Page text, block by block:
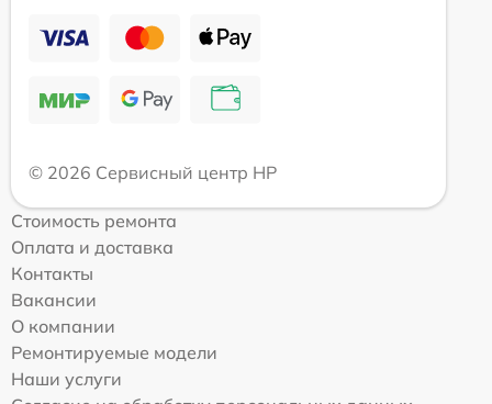
© 2026 Сервисный центр HP
Стоимость ремонта
Оплата и доставка
Контакты
Вакансии
О компании
Ремонтируемые модели
Наши услуги